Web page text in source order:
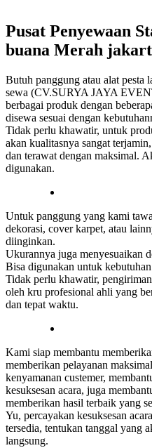
Pusat Penyewaan
buana Merah
Butuh panggung atau alat pesta
sewa (CV.SURYA JAYA
berbagai produk dengan
disewa sesuai dengan
Tidak perlu khawatir, untuk
akan kualitasnya sangat
dan terawat dengan maksimal.
digunakan.
Untuk panggung yang kami
dekorasi, cover karpet, atau
diinginkan.
Ukurannya juga menyesuaikan
Bisa digunakan untuk
Tidak perlu khawatir,
oleh kru profesional ahli yang
dan tepat waktu.
Kami siap membantu
memberikan pelayanan
kenyamanan custemer,
kesuksesan acara, juga
memberikan hasil terbaik yang
Yu, percayakan kesuksesan
tersedia, tentukan tanggal yang
langsung.